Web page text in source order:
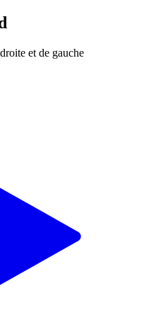
et de gauche